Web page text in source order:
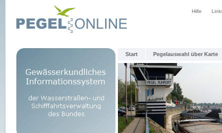
Hilfe
Start Pegelauswahl über Karte